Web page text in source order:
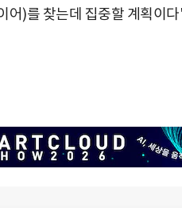
어)를 찾는데 집중할 계획이